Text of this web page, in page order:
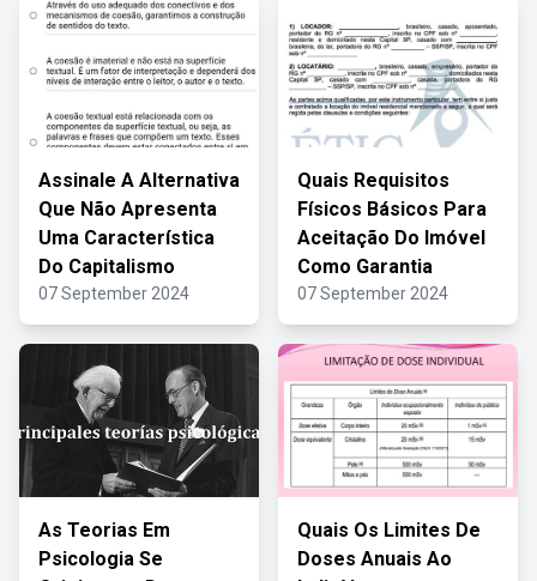
Assinale A Alternativa
Que Não Apresenta
Uma Característica
Do Capitalismo
07 September 2024
Quais Requisitos
Físicos Básicos Para
Aceitação Do Imóvel
Como Garantia
07 September 2024
As Teorias Em
Psicologia Se
Quais Os Limites De
Doses Anuais Ao